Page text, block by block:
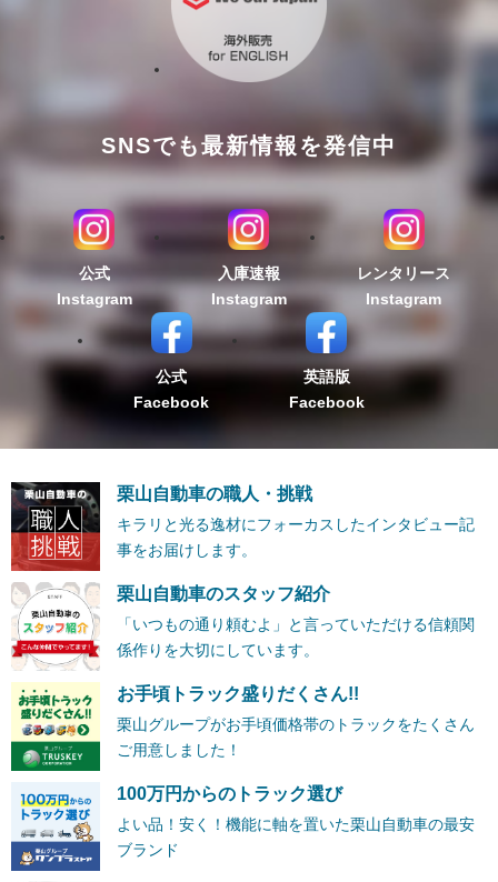
SNSでも最新情報を発信中
公式
Instagram
入庫速報
Instagram
レンタリース
Instagram
公式
Facebook
英語版
Facebook
栗山自動車の職人・挑戦
キラリと光る逸材にフォーカスしたインタビュー記
事をお届けします。
栗山自動車のスタッフ紹介
「いつもの通り頼むよ」と言っていただける信頼関
係作りを大切にしています。
お手頃トラック盛りだくさん!!
栗山グループがお手頃価格帯のトラックをたくさん
ご用意しました！
100万円からのトラック選び
よい品！安く！機能に軸を置いた栗山自動車の最安
ブランド